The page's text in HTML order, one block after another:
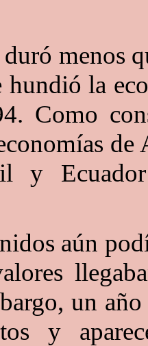
menos
hundió la
Como
y
aún
un
y